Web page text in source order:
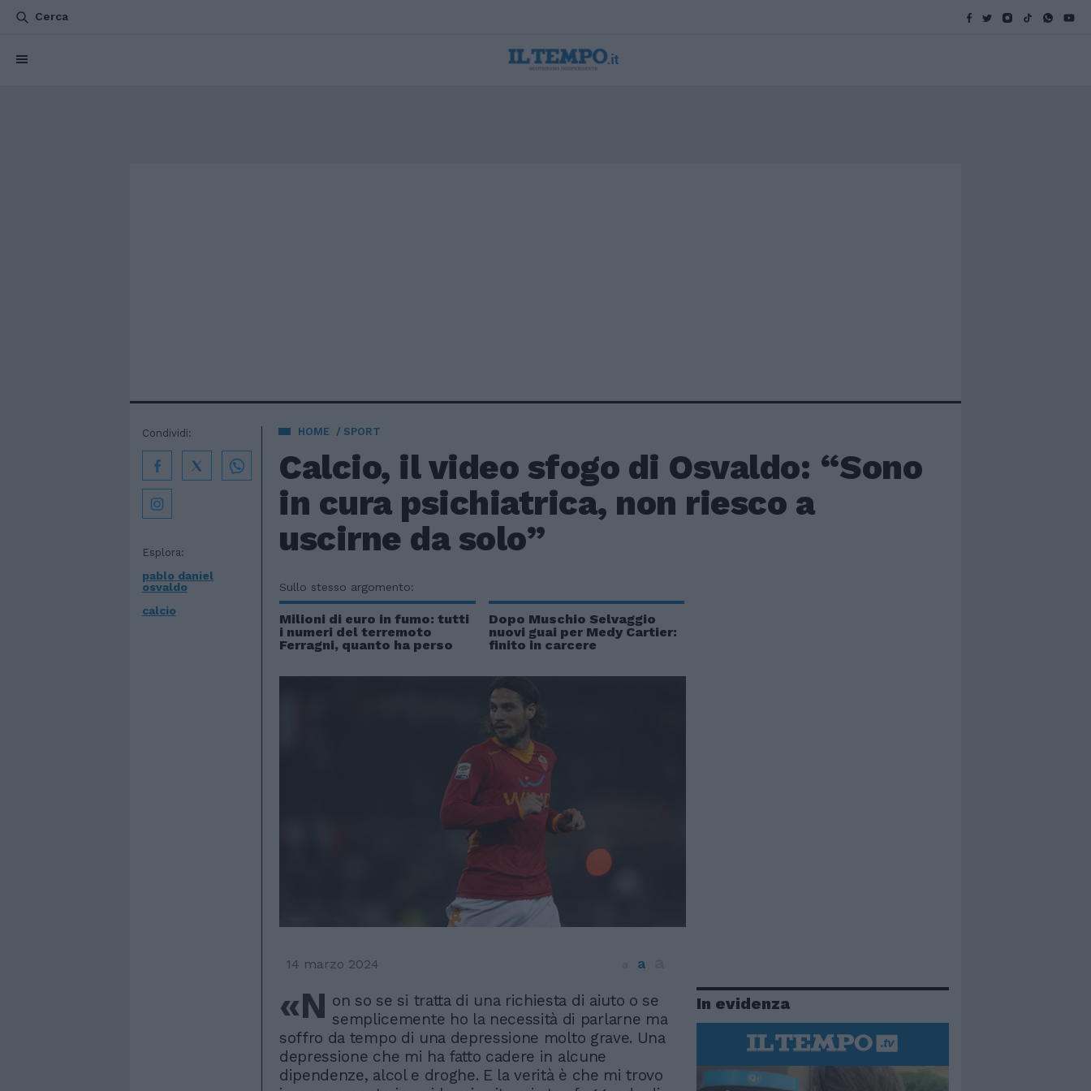
Cerca
HOME SPORT
Calcio, il video sfogo di Osvaldo: “Sono
in cura psichiatrica, non riesco a
uscirne da solo”
Esplora:
pablo daniel
osvaldo
calcio
Condividi:
Sullo stesso argomento:
Milioni di euro in fumo: tutti
i numeri del terremoto
Ferragni, quanto ha perso
Dopo Muschio Selvaggio
nuovi guai per Medy Cartier:
finito in carcere
14 marzo 2024 a
«N on so se si tratta di una richiesta di aiuto o se
semplicemente ho la necessità di parlarne ma
soffro da tempo di una depressione molto grave. Una
depressione che mi ha fatto cadere in alcune
dipendenze, alcol e droghe. E la verità è che mi trovo
In evidenza